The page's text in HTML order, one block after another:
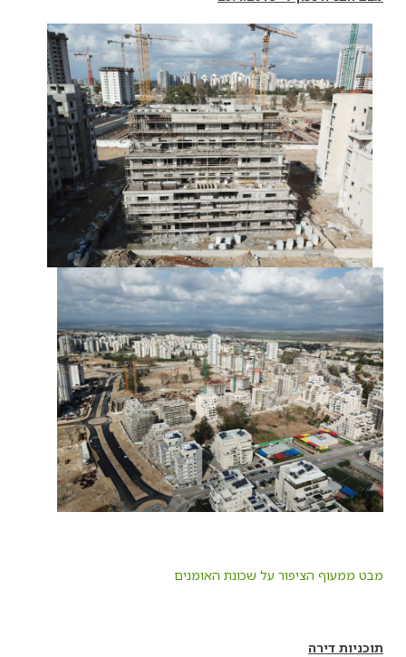
מבט ממעוף הציפור על שכונת האומנים
תוכניות דירה